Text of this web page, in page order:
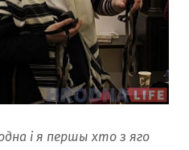
і я першы хто з яго